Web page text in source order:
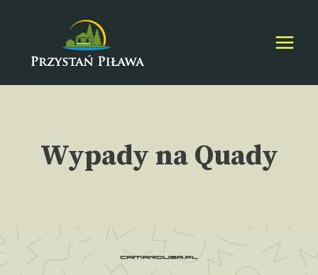
Wypady na Quady